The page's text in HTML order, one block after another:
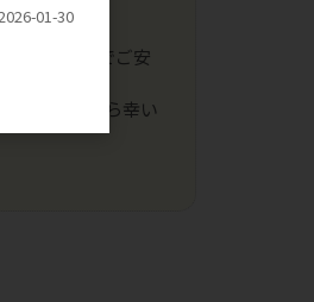
されますのでご安
だけましたら幸い
01-30